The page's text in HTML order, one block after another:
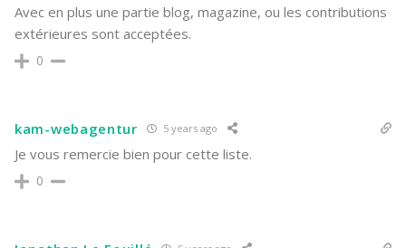
Avec en plus une partie blog, magazine, ou les contributions
extérieures sont acceptées.
0
kam-webagentur 5 years ago
Je vous remercie bien pour cette liste.
0